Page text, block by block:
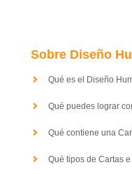
Sobre Diseño
Qué es el Diseño
Qué puedes lograr
Qué contiene una
Qué tipos de Cartas